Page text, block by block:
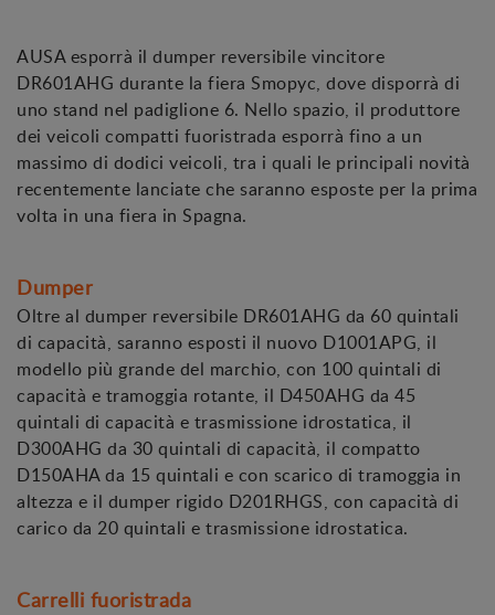
AUSA esporrà il dumper reversibile vincitore
DR601AHG durante la fiera Smopyc, dove disporrà di
uno stand nel padiglione 6. Nello spazio, il produttore
dei veicoli compatti fuoristrada esporrà fino a un
massimo di dodici veicoli, tra i quali le principali novità
recentemente lanciate che saranno esposte per la prima
volta in una fiera in Spagna.
Dumper
Oltre al dumper reversibile DR601AHG da 60 quintali
di capacità, saranno esposti il nuovo D1001APG, il
modello più grande del marchio, con 100 quintali di
capacità e tramoggia rotante, il D450AHG da 45
quintali di capacità e trasmissione idrostatica, il
D300AHG da 30 quintali di capacità, il compatto
D150AHA da 15 quintali e con scarico di tramoggia in
altezza e il dumper rigido D201RHGS, con capacità di
carico da 20 quintali e trasmissione idrostatica.
Carrelli fuoristrada